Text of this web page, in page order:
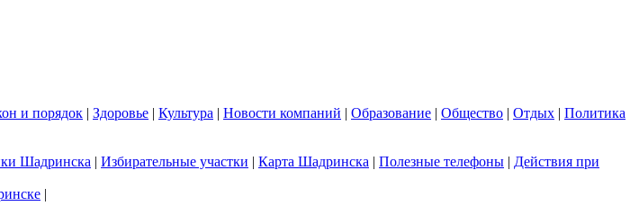
и порядок | Здоровье | Культура | Новости компаний | Образование | Общество | Отдых | Политика
Шадринска | Избирательные участки | Карта Шадринска | Полезные телефоны | Действия при
|